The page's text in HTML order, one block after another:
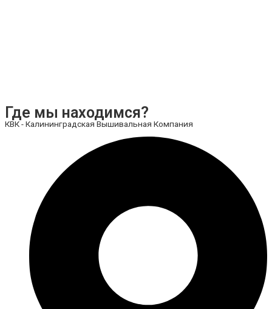
Где мы находимся?
КВК - Калининградская Вышивальная Компания